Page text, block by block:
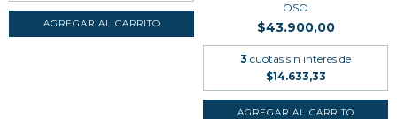
OSO
$43.900,00
3 cuotas sin interés de
$14.633,33